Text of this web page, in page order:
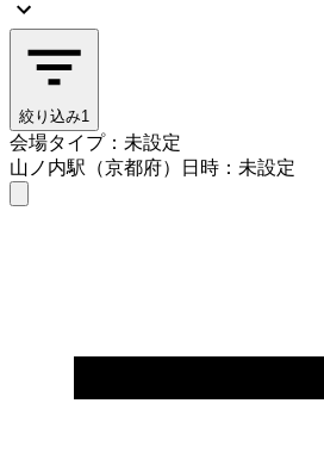
絞り込み1
会場タイプ：未設定
山ノ内駅（京都府）
日時：未設定